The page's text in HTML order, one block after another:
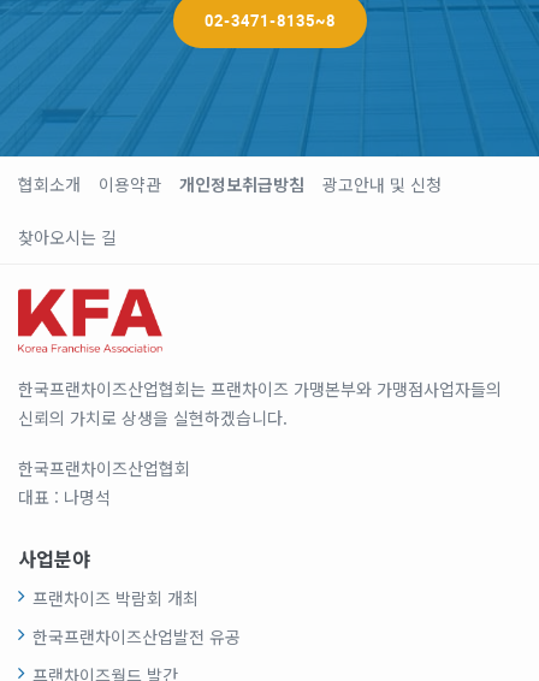
02-3471-8135~8
협회소개 이용약관 개인정보취급방침 광고안내 및 신청
찾아오시는 길
한국프랜차이즈산업협회는 프랜차이즈 가맹본부와 가맹점사업자들의
신뢰의 가치로 상생을 실현하겠습니다.
한국프랜차이즈산업협회
대표 : 나명석
사업분야
프랜차이즈 박람회 개최
한국프랜차이즈산업발전 유공
프랜차이즈월드 발간